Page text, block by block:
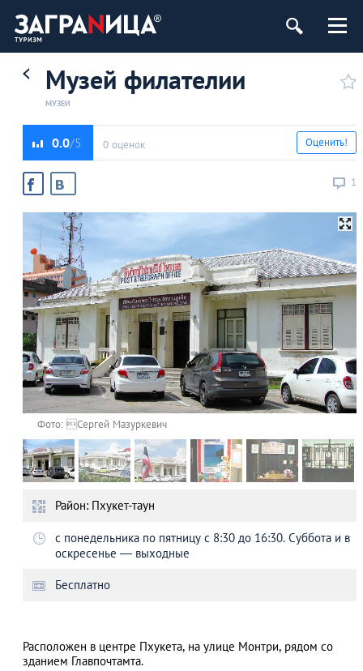
Музей филателии
МУЗЕИ
0.0 0 оценок
1
Оценить!
Фото: Сергей Мазуркевич
Район: Пхукет-таун
с понедельника по пятницу с 8:30 до 16:30. Суббота и в
оскресенье — выходные
Бесплатно
Расположен в центре Пхукета, на улице Монтри, рядом со
зданием Главпочтамта.